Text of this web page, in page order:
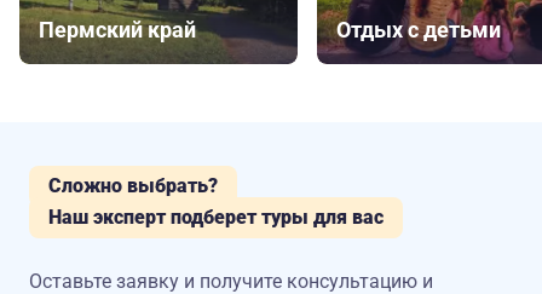
Пермский край Отдых с детьми
Сложно выбрать?
Наш эксперт подберет туры для вас
Оставьте заявку и получите консультацию и